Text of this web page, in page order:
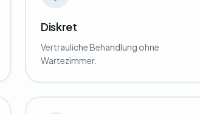
Diskret
Vertrauliche Behandlung ohne
Wartezimmer.